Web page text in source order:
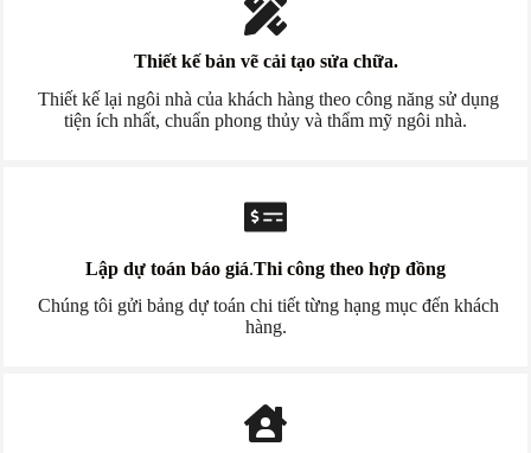
Thiết kế bản vẽ cải tạo sửa chữa.
Thiết kế lại ngôi nhà của khách hàng theo công năng sử dụng
tiện ích nhất, chuẩn phong thủy và thẩm mỹ ngôi nhà.
Lập dự toán báo giá.Thi công theo hợp đồng
Chúng tôi gửi bảng dự toán chi tiết từng hạng mục đến khách
hàng.